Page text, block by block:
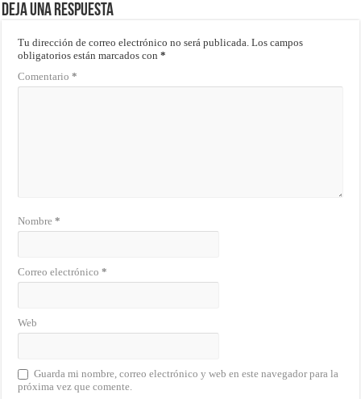
Deja una respuesta
Tu dirección de correo electrónico no será publicada. Los campos
obligatorios están marcados con*
Comentario*
Nombre*
Correo electrónico*
Web
Guarda mi nombre, correo electrónico y web en este navegador para la
próxima vez que comente.